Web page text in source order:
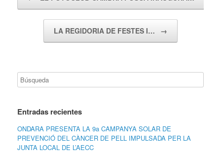
LA REGIDORIA DE FESTES I… →
Entradas recientes
ONDARA PRESENTA LA 9a CAMPANYA SOLAR DE
PREVENCIÓ DEL CÀNCER DE PELL IMPULSADA PER LA
JUNTA LOCAL DE L’AECC